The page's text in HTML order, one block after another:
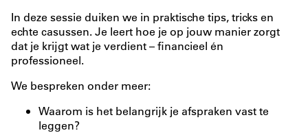
In deze sessie duiken we in praktische tips, tricks en
echte casussen. Je leert hoe je op jouw manier zorgt
dat je krijgt wat je verdient – financieel én
professioneel.
We bespreken onder meer:
Waarom is het belangrijk je afspraken vast te
leggen?